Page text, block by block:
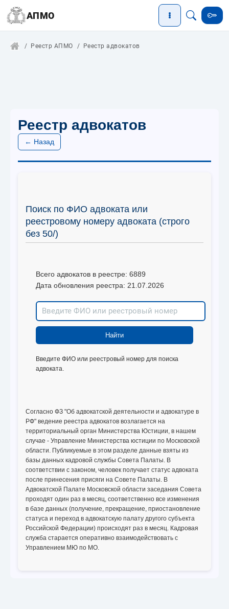
АПМО
Реестр АПМО Реестр адвокатов
Реестр адвокатов
← Назад
Поиск по ФИО адвоката или
реестровому номеру адвоката (строго
без 50/)
Всего адвокатов в реестре: 6889
Дата обновления реестра: 21.07.2026
Введите ФИО или реестровый номер для поиска
адвоката.
Согласно ФЗ "Об адвокатской деятельности и адвокатуре в
РФ" ведение реестра адвокатов возлагается на
территориальный орган Министерства Юстиции, в нашем
случае - Управление Министерства юстиции по Московской
области. Публикуемые в этом разделе данные взяты из
базы данных кадровой службы Совета Палаты. В
соответствии с законом, человек получает статус адвоката
после принесения присяги на Совете Палаты. В
Адвокатской Палате Московской области заседания Совета
проходят один раз в месяц, соответственно все изменения
в базе данных (получение, прекращение, приостановление
статуса и переход в адвокатскую палату другого субъекта
Российской Федерации) происходят раз в месяц. Кадровая
служба старается оперативно взаимодействовать с
Управлением МЮ по МО.